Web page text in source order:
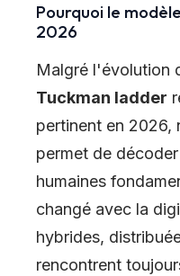
Pourquoi le
2026
Malgré l'évolution
Tuckman ladder
pertinent en 2026,
permet de
humaines
changé avec la
hybrides,
rencontrent